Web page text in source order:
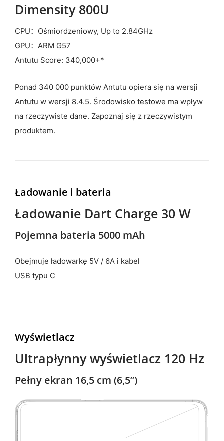
Dimensity 800U
CPU：Ośmiordzeniowy, Up to 2.84GHz
GPU：ARM G57
Antutu Score: 340,000+*
Ponad 340 000 punktów Antutu opiera się na wersji
Antutu w wersji 8.4.5. Środowisko testowe ma wpływ
na rzeczywiste dane. Zapoznaj się z rzeczywistym
produktem.
Ładowanie i bateria
Ładowanie Dart Charge 30 W
Pojemna bateria 5000 mAh
Obejmuje ładowarkę 5V / 6A i kabel
USB typu C
Wyświetlacz
Ultrapłynny wyświetlacz 120 Hz
Pełny ekran 16,5 cm (6,5”)